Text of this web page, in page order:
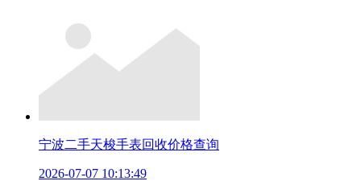
宁波二手天梭手表回收价格查询
2026-07-07 10:13:49